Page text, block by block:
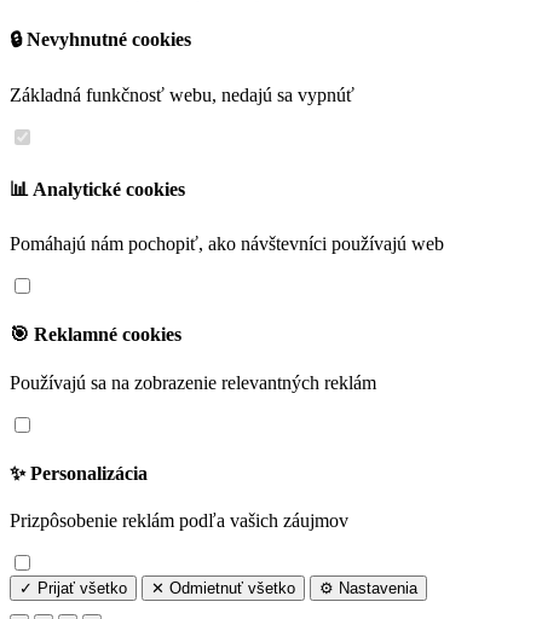
🔒 Nevyhnutné cookies
Základná funkčnosť webu, nedajú sa vypnúť
📊 Analytické cookies
Pomáhajú nám pochopiť, ako návštevníci používajú web
🎯 Reklamné cookies
Používajú sa na zobrazenie relevantných reklám
✨ Personalizácia
Prizpôsobenie reklám podľa vašich záujmov
✓ Prijať všetko ✕ Odmietnuť všetko ⚙️ Nastavenia